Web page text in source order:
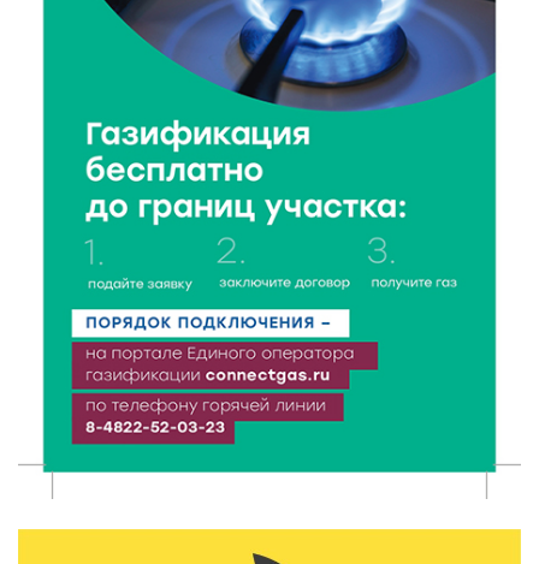
Кашинской — лауреат всероссийского конкурса
299
Тверские экологи сняли на видео медвежий обед
8 Авг 2026 14:14 476
Виталий Королев запустил веловолну на Волге в
Калязине
8 Авг 2026 13:37 805
Чем удивит X Международный фестиваль «Калитка»
в 2026 году?
8 Авг 2026 12:37 452
Забыл вещи в транспорте? Рассказываем, что ждёт